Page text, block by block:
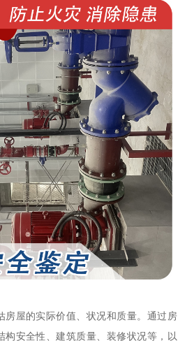
房屋的实际价值、状况和质量。通过房
构安全性、建筑质量、装修状况等，以